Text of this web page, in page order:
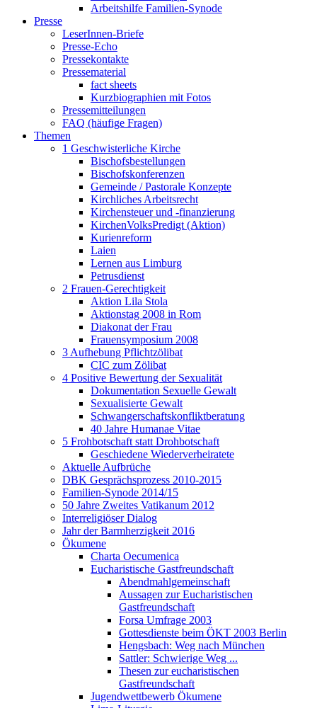
Arbeitshilfe Familien-Synode
Presse
LeserInnen-Briefe
Presse-Echo
Pressekontakte
Pressematerial
fact sheets
Kurzbiographien mit Fotos
Pressemitteilungen
FAQ (häufige Fragen)
Themen
1 Geschwisterliche Kirche
Bischofsbestellungen
Bischofskonferenzen
Gemeinde / Pastorale Konzepte
Kirchliches Arbeitsrecht
Kirchensteuer und -finanzierung
KirchenVolksPredigt (Aktion)
Kurienreform
Laien
Lernen aus Limburg
Petrusdienst
2 Frauen-Gerechtigkeit
Aktion Lila Stola
Aktionstag 2008 in Rom
Diakonat der Frau
Frauensymposium 2008
3 Aufhebung Pflichtzölibat
CIC zum Zölibat
4 Positive Bewertung der Sexualität
Dokumentation Sexuelle Gewalt
Sexualisierte Gewalt
Schwangerschaftskonfliktberatung
40 Jahre Humanae Vitae
5 Frohbotschaft statt Drohbotschaft
Geschiedene Wiederverheiratete
Aktuelle Aufbrüche
DBK Gesprächsprozess 2010-2015
Familien-Synode 2014/15
50 Jahre Zweites Vatikanum 2012
Interreligiöser Dialog
Jahr der Barmherzigkeit 2016
Ökumene
Charta Oecumenica
Eucharistische Gastfreundschaft
Abendmahlgemeinschaft
Aussagen zur Eucharistischen
Gastfreundschaft
Forsa Umfrage 2003
Gottesdienste beim ÖKT 2003 Berlin
Hengsbach: Weg nach München
Sattler: Schwierige Weg ...
Thesen zur eucharistischen
Gastfreundschaft
Jugendwettbewerb Ökumene